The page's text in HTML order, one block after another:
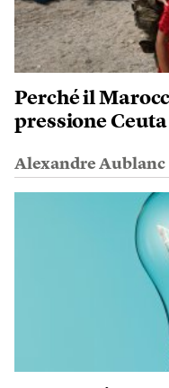
Perché il
pressione Ceuta
Alexandre Aublanc